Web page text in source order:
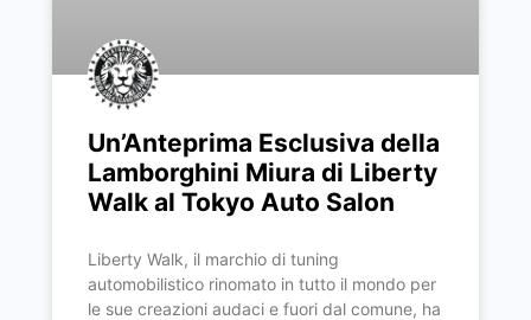
Un’Anteprima Esclusiva della
Lamborghini Miura di Liberty
Walk al Tokyo Auto Salon
Liberty Walk, il marchio di tuning
automobilistico rinomato in tutto il mondo per
le sue creazioni audaci e fuori dal comune, ha